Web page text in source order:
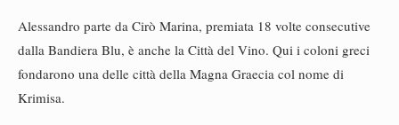
Alessandro parte da Cirò Marina, premiata 18 volte consecutive
dalla Bandiera Blu, è anche la Città del Vino. Qui i coloni greci
fondarono una delle città della Magna Graecia col nome di
Krimisa.